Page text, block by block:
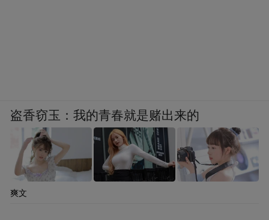
盗香窃玉：我的青春就是赌出来的
爽文